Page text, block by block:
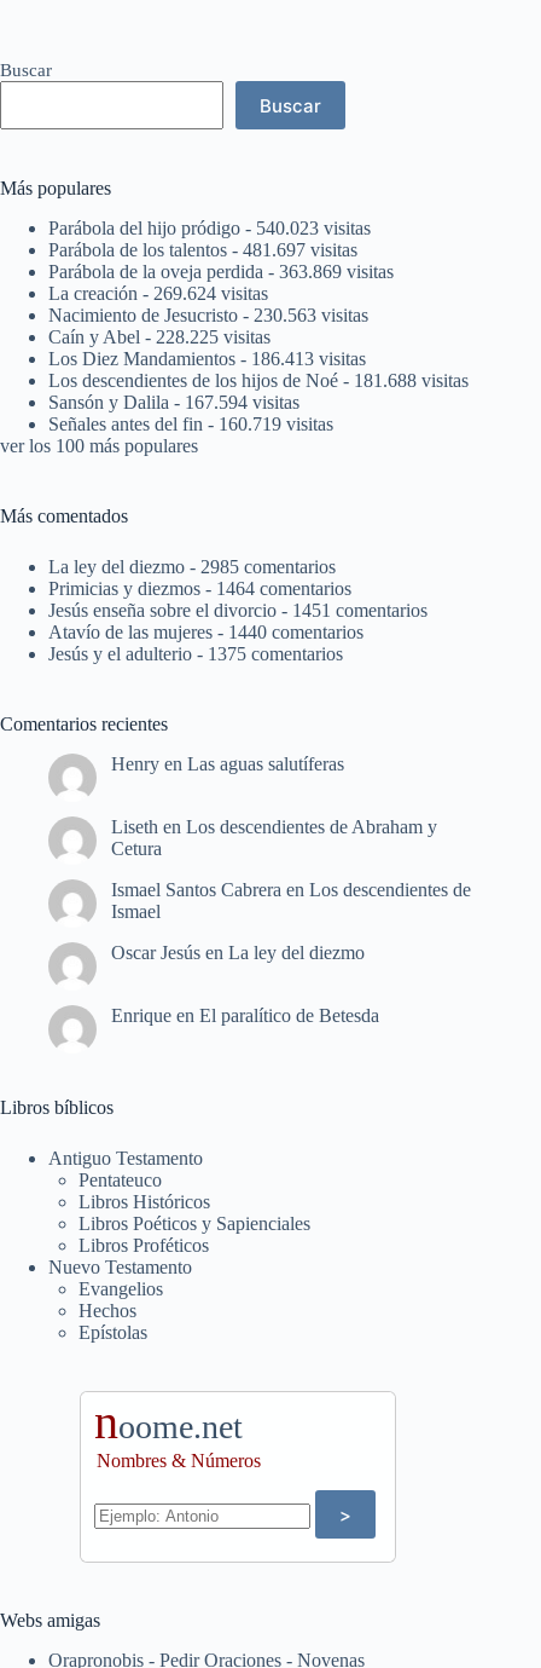
Buscar
Buscar
Más populares
Parábola del hijo pródigo - 540.023 visitas
Parábola de los talentos - 481.697 visitas
Parábola de la oveja perdida - 363.869 visitas
La creación - 269.624 visitas
Nacimiento de Jesucristo - 230.563 visitas
Caín y Abel - 228.225 visitas
Los Diez Mandamientos - 186.413 visitas
Los descendientes de los hijos de Noé - 181.688 visitas
Sansón y Dalila - 167.594 visitas
Señales antes del fin - 160.719 visitas
ver los 100 más populares
Más comentados
La ley del diezmo - 2985 comentarios
Primicias y diezmos - 1464 comentarios
Jesús enseña sobre el divorcio - 1451 comentarios
Atavío de las mujeres - 1440 comentarios
Jesús y el adulterio - 1375 comentarios
Comentarios recientes
Henry en Las aguas salutíferas
Liseth en Los descendientes de Abraham y
Cetura
Ismael Santos Cabrera en Los descendientes de
Ismael
Oscar Jesús en La ley del diezmo
Enrique en El paralítico de Betesda
Libros bíblicos
Antiguo Testamento
Pentateuco
Libros Históricos
Libros Poéticos y Sapienciales
Libros Proféticos
Nuevo Testamento
Evangelios
Hechos
Epístolas
noome.net
Nombres & Números
Webs amigas
Orapronobis - Pedir Oraciones - Novenas